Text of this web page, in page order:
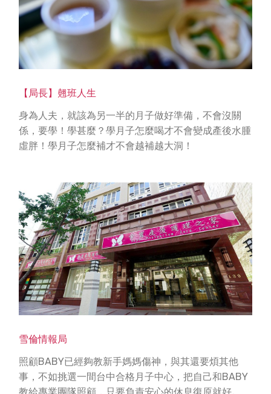
【局長】翹班人生
身為人夫，就該為另一半的月子做好準備，不會沒關
係，要學！學甚麼？學月子怎麼喝才不會變成產後水腫
虛胖！學月子怎麼補才不會越補越大洞！
雪倫情報局
照顧BABY已經夠教新手媽媽傷神，與其還要煩其他
事，不如挑選一間台中合格月子中心，把自己和BABY
地址
(403)
聯繫方式